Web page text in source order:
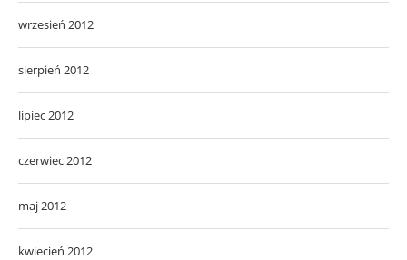
wrzesień 2012
sierpień 2012
lipiec 2012
czerwiec 2012
maj 2012
kwiecień 2012